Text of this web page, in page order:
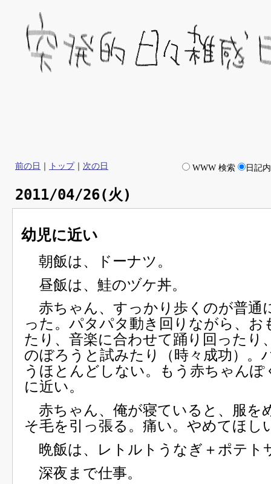
WWW 検索 日記
前の日 トップ 次の日
2011/04/26(火)
幼児に近い
朝飯は、ドーナツ。
昼飯は、鮭のヅケ丼。
赤ちゃん、すっかり歩くのが普通
った。パタパタ動き回りながら、お
たり、音楽に合わせて踊り回ったり
のぼろうと試みたり（時々成功）。
うほとんどしない。もう赤ちゃんぽ
に近い。
赤ちゃん、俺が寝ていると、服を
そ毛を引っ張る。痛い。やめてほし
晩飯は、レトルトうなぎ＋ポテト
深夜まで仕事。